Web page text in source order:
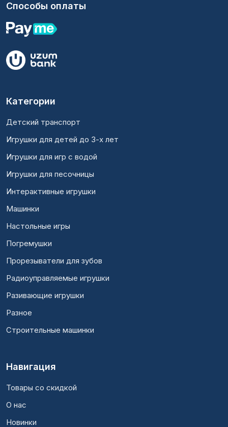
Способы оплаты
Категории
Детский транспорт
Игрушки для детей до 3-х лет
Игрушки для игр с водой
Игрушки для песочницы
Интерактивные игрушки
Машинки
Настольные игры
Погремушки
Прорезыватели для зубов
Радиоуправляемые игрушки
Разивающие игрушки
Разное
Строительные машинки
Навигация
Товары со скидкой
О нас
Новинки